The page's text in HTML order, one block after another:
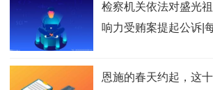
检察机关依法对盛光
响力受贿案提起公诉|
恩施的春天约起，这